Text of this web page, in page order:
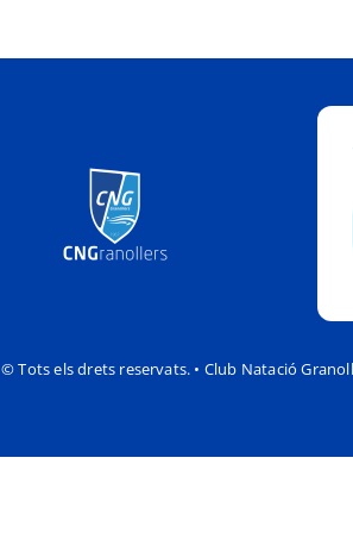
© Tots els drets reservats. • Club Natació